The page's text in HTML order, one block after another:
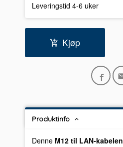
Leveringstid 4-6 uker
Kjøp
Produktinfo
Denne M12 til LAN-kabelen